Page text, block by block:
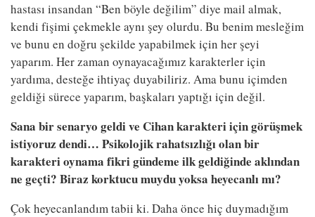
hastası insandan “Ben böyle değilim” diye mail almak,
kendi fişimi çekmekle aynı şey olurdu. Bu benim mesleğim
ve bunu en doğru şekilde yapabilmek için her şeyi
yaparım. Her zaman oynayacağımız karakterler için
yardıma, desteğe ihtiyaç duyabiliriz. Ama bunu içimden
geldiği sürece yaparım, başkaları yaptığı için değil.
Sana bir senaryo geldi ve Cihan karakteri için görüşmek
istiyoruz dendi… Psikolojik rahatsızlığı olan bir
karakteri oynama fikri gündeme ilk geldiğinde aklından
ne geçti? Biraz korktucu muydu yoksa heyecanlı mı?
Çok heyecanlandım tabii ki. Daha önce hiç duymadığım